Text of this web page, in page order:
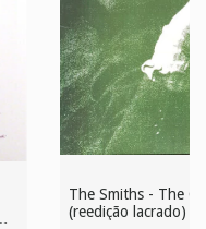
The Smiths - The
(reedição lacrado)